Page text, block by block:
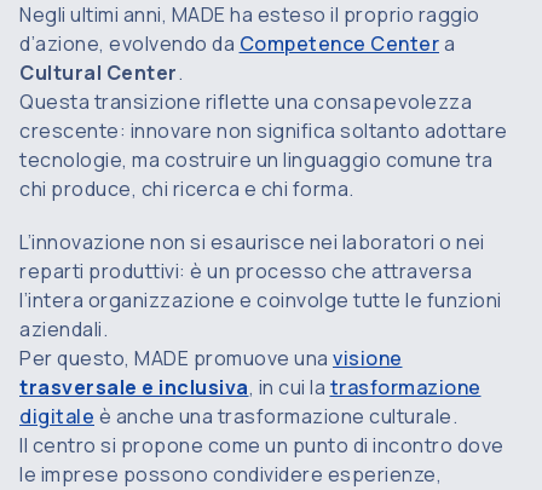
Negli ultimi anni, MADE ha esteso il proprio raggio
d’azione, evolvendo da Competence Centera
Cultural Center.
Questa transizione riflette una consapevolezza
crescente: innovare non significa soltanto adottare
tecnologie, ma costruire un linguaggio comune tra
chi produce, chi ricerca e chi forma.
L’innovazione non si esaurisce nei laboratori o nei
reparti produttivi: è un processo che attraversa
l’intera organizzazione e coinvolge tutte le funzioni
aziendali.
Per questo, MADE promuove una visione
trasversale e inclusiva, in cui la trasformazione
digitale è anche una trasformazione culturale.
Il centro si propone come un punto di incontro dove
le imprese possono condividere esperienze,